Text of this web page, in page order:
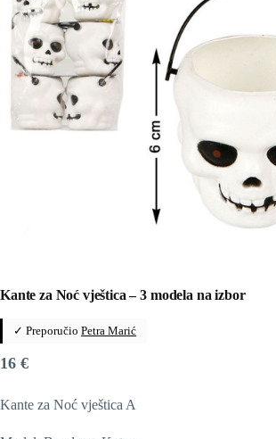
Kante za Noć vještica – 3 modela na izbor
✓ Preporučio Petra Marić
16 €
Kante za Noć vještica A